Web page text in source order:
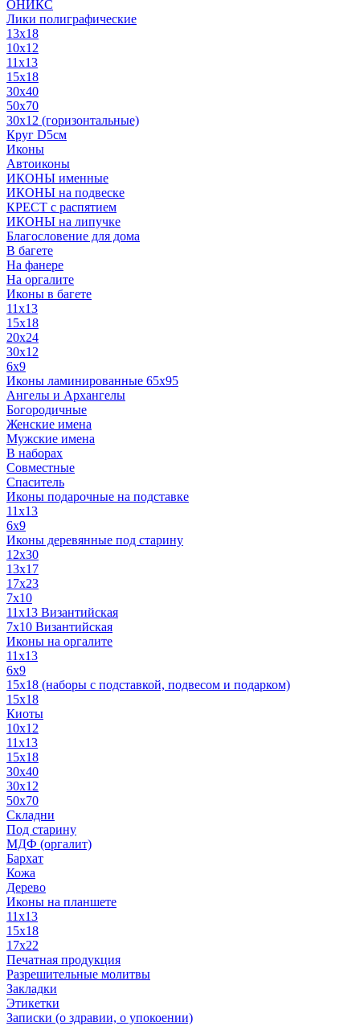
ОНИКС
Лики полиграфические
13x18
10x12
11х13
15х18
30x40
50x70
30x12 (горизонтальные)
Круг D5см
Иконы
Автоиконы
ИКОНЫ именные
ИКОНЫ на подвеске
КРЕСТ с распятием
ИКОНЫ на липучке
Благословение для дома
В багете
На фанере
На оргалите
Иконы в багете
11x13
15x18
20x24
30х12
6x9
Иконы ламинированные 65x95
Ангелы и Архангелы
Богородичные
Женские имена
Мужские имена
В наборах
Совместные
Спаситель
Иконы подарочные на подставке
11x13
6x9
Иконы деревянные под старину
12х30
13x17
17x23
7x10
11x13 Византийская
7x10 Византийская
Иконы на оргалите
11x13
6x9
15х18 (наборы с подставкой, подвесом и подарком)
15x18
Киоты
10x12
11x13
15x18
30x40
30х12
50x70
Складни
Под старину
МДФ (оргалит)
Бархат
Кожа
Дерево
Иконы на планшете
11х13
15х18
17х22
Печатная продукция
Разрешительные молитвы
Закладки
Этикетки
Записки (о здравии, о упокоении)